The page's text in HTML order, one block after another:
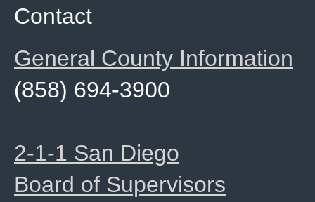
Contact
General County Information
(858) 694-3900
2-1-1 San Diego
Board of Supervisors